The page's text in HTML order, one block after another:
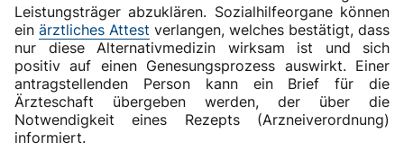
Leistungsträger abzuklären. Sozialhilfeorgane können
ein ärztliches Attest verlangen, welches bestätigt, dass
nur diese Alternativmedizin wirksam ist und sich
positiv auf einen Genesungsprozess auswirkt. Einer
antragstellenden Person kann ein Brief für die
Ärzteschaft übergeben werden, der über die
Notwendigkeit eines Rezepts (Arzneiverordnung)
informiert.